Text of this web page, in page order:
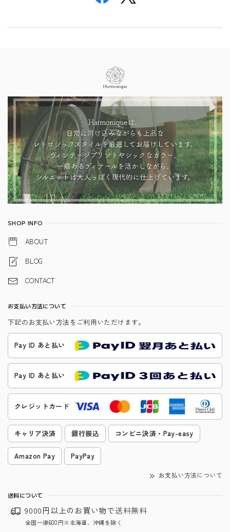
SHOP INFO
ABOUT
BLOG
CONTACT
お支払い方法について
下記のお支払い方法をご利用いただけます。
Pay ID あと払い
Pay ID あと払い
クレジットカード
キャリア決済 銀行振込 コンビニ決済・Pay-easy
Amazon Pay PayPay
お支払い方法について
送料について
9000円以上のお買い物で送料無料
全国一律600円※北海道、沖縄を除く